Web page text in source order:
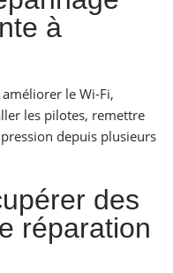
à
le Wi-Fi,
les pilotes, remettre
depuis plusieurs
des
réparation